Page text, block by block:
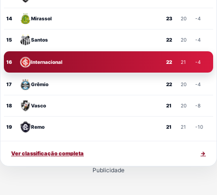
14 Mirassol 23 20 -4
15 Santos 22 20 -4
16 Internacional 22 21 -4
17 Grêmio 22 20 -4
18 Vasco 21 20 -8
19 Remo 21 21 -10
Ver classificação completa →
Publicidade